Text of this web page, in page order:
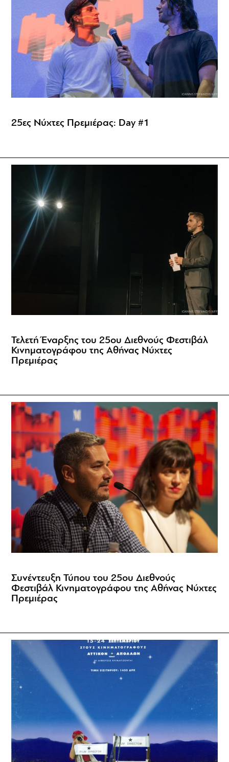
25ες Νύχτες Πρεμιέρας: Day #1
Τελετή Έναρξης του 25ου Διεθνούς Φεστιβάλ
Κινηματογράφου της Αθήνας Νύχτες
Πρεμιέρας
Συνέντευξη Τύπου του 25ου Διεθνούς
Φεστιβάλ Κινηματογράφου της Αθήνας Νύχτες
Πρεμιέρας